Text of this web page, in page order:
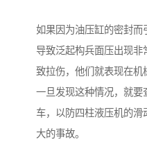
如果因为油压缸的密封
导致泛起构兵面压出现
致拉伤，他们就表现在
一旦发现这种情况，就要
车，以防四柱液压机的
大的事故。